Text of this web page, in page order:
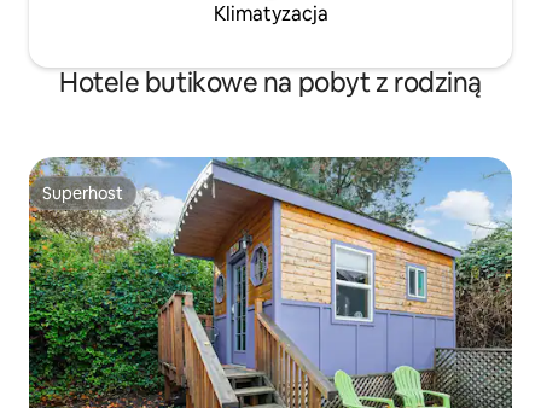
Klimatyzacja
Hotele butikowe na pobyt z rodziną
Superhost
Superhost